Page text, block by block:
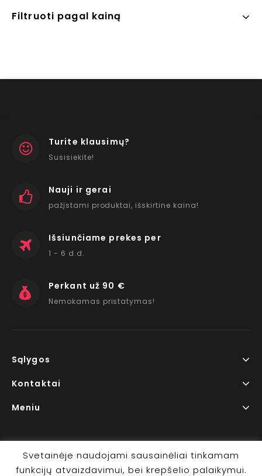
Filtruoti pagal kainą
Turite klausimų?
Susisiekite!
Nauji ir gerai
pažįstami produktai, išskirtine kaina!
Išsiunčiame prekes per
1 - 6 d.d.
Perkant už 90 €
Nemokamas pristatymas!
Sąlygos
Kontaktai
Meniu
Svetainėje naudojami sausainėliai tinkamam
funkcijų atvaizdavimui, bei krepšelio palaikymui.